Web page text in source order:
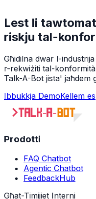
Lest li
riskju tal-
Għidilna dwar l-
r-rekwiżiti tal-
Talk-A-Bot jista' jaħdem
Ibbukkja DemoKellem
Prodotti
FAQ Chatbot
Agentic Chatbot
FeedbackHub
Għat-Timijiet Interni